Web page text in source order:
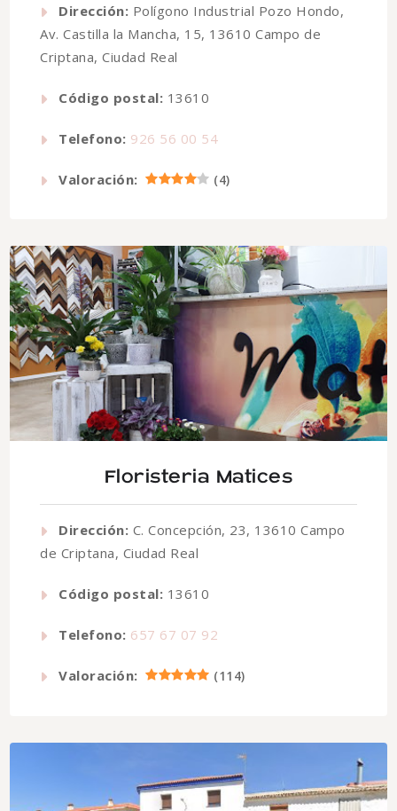
Dirección: Polígono Industrial Pozo Hondo,
Av. Castilla la Mancha, 15, 13610 Campo de
Criptana, Ciudad Real
Código postal: 13610
Telefono: 926 56 00 54
Valoración: (4)
Floristeria Matices
Dirección: C. Concepción, 23, 13610 Campo
de Criptana, Ciudad Real
Código postal: 13610
Telefono: 657 67 07 92
Valoración: (114)